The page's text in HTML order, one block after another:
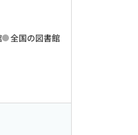
全国の図書館